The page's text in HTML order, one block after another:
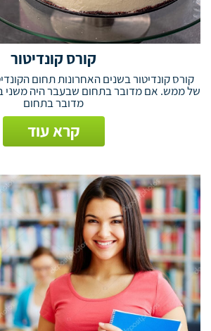
קורס קונדיטור
קורס קונדיטור בשנים האחרונות תחום
של ממש. אם מדובר בתחום שבעבר היה משני
מדובר בתחום
קרא עוד